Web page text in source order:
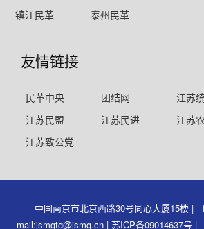
镇江民革
泰州民革
友情链接
民革中央 团结网
江苏
江苏民盟
江苏民进
江苏
江苏致公党
中国南京市北京西路30号同心大厦15楼
mail:jsmgtg@jsmg.cn | 苏ICP备09014637号